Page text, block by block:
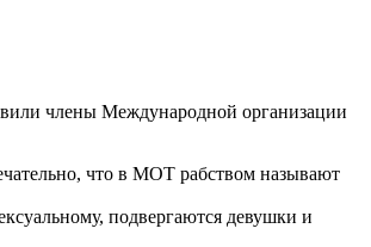
члены Международной организации
что в МОТ рабством называют
подвергаются девушки и